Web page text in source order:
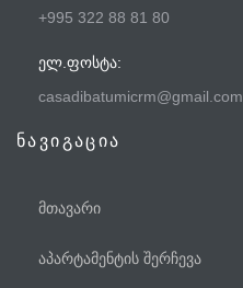
+995 322 88 81 80
ᲔᲚ.ᲤᲝᲡᲢᲐ:
casadibatumicrm@gmail.com
ნავიგაცია
მთავარი
აპარტამენტის შერჩევა